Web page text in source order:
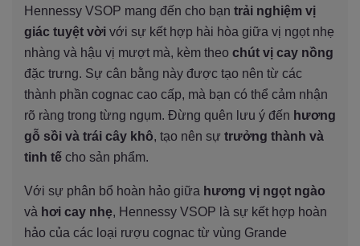
Hennessy VSOP mang đến cho bạn trải nghiệm vị
giác tuyệt vời với sự kết hợp hài hòa giữa vị ngọt nhẹ
nhàng và hậu vị mượt mà, kèm theo chút vị cay nồng
đặc trưng. Sự cân bằng này được tạo nên từ các
thành phần cognac cao cấp, mà bạn có thể cảm nhận
rõ ràng trong từng ngụm. Đừng quên lưu ý đến hương
gỗ sồi và trái cây khô, tạo nên sự trưởng thành và
tinh tế cho sản phẩm.
Với sự phân bổ hoàn hảo giữa hương vị ngọt ngào
và hơi cay nhẹ, Hennessy VSOP là sự kết hợp hoàn
hảo của các loại rượu cognac từ vùng Grande